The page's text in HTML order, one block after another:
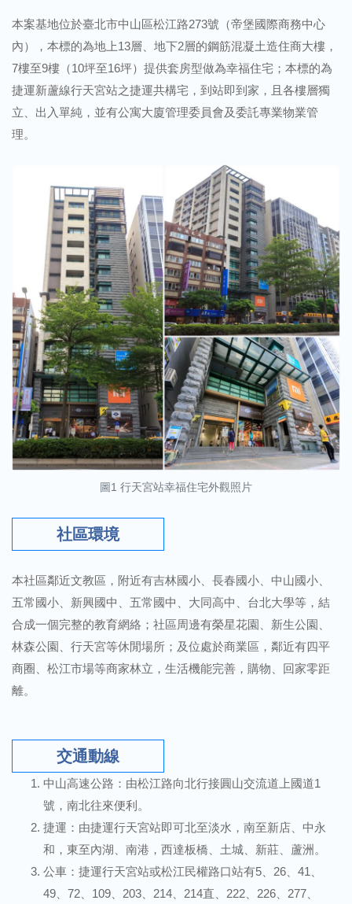
本案基地位於臺北市中山區松江路273號（帝堡國際商務中心
內），本標的為地上13層、地下2層的鋼筋混凝土造住商大樓，
7樓至9樓（10坪至16坪）提供套房型做為幸福住宅；本標的為
捷運新蘆線行天宮站之捷運共構宅，到站即到家，且各樓層獨
立、出入單純，並有公寓大廈管理委員會及委託專業物業管
理。
圖1 行天宮站幸福住宅外觀照片
社區環境
本社區鄰近文教區，附近有吉林國小、長春國小、中山國小、
五常國小、新興國中、五常國中、大同高中、台北大學等，結
合成一個完整的教育網絡；社區周邊有榮星花園、新生公園、
林森公園、行天宮等休閒場所；及位處於商業區，鄰近有四平
商圈、松江市場等商家林立，生活機能完善，購物、回家零距
離。
交通動線
中山高速公路：由松江路向北行接圓山交流道上國道1
號，南北往來便利。
捷運：由捷運行天宮站即可北至淡水，南至新店、中永
和，東至內湖、南港，西達板橋、土城、新莊、蘆洲。
公車：捷運行天宮站或松江民權路口站有5、26、41、
49、72、109、203、214、214直、222、226、277、